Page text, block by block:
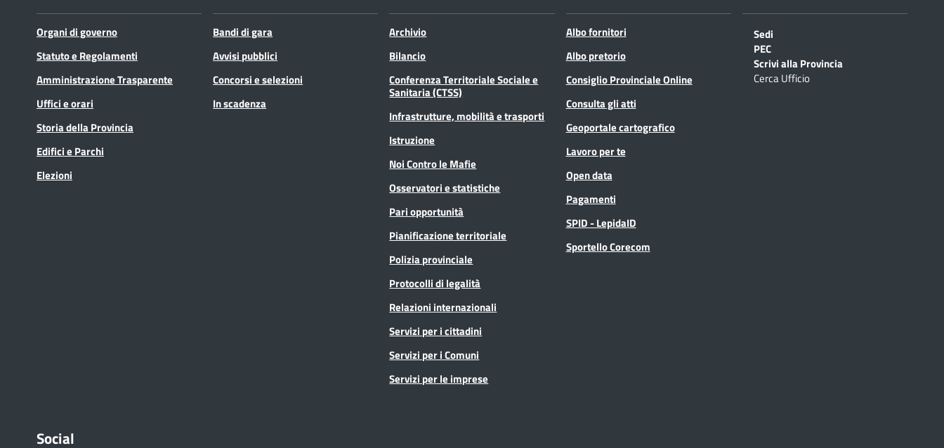
Organi di governo
Statuto e Regolamenti
Amministrazione Trasparente
Uffici e orari
Storia della Provincia
Edifici e Parchi
Elezioni
Bandi di gara
Avvisi pubblici
Concorsi e selezioni
In scadenza
Archivio
Bilancio
Conferenza Territoriale Sociale e
Sanitaria (CTSS)
Infrastrutture, mobilità e trasporti
Istruzione
Noi Contro le Mafie
Osservatori e statistiche
Pari opportunità
Pianificazione territoriale
Polizia provinciale
Protocolli di legalità
Relazioni internazionali
Servizi per i cittadini
Servizi per i Comuni
Servizi per le imprese
Albo fornitori
Albo pretorio
Consiglio Provinciale Online
Consulta gli atti
Geoportale cartografico
Lavoro per te
Open data
Pagamenti
SPID - LepidaID
Sportello Corecom
Sedi
PEC
Scrivi alla Provincia
Cerca Ufficio
Social